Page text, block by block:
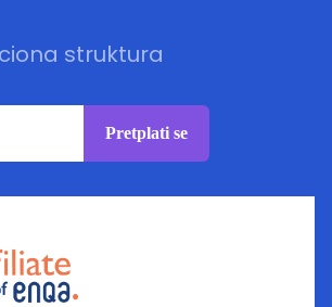
struktura
Pretplati se